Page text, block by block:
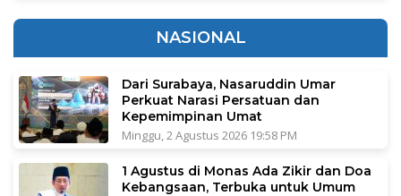
NASIONAL
Dari Surabaya, Nasaruddin Umar
Perkuat Narasi Persatuan dan
Kepemimpinan Umat
Minggu, 2 Agustus 2026 19:58 PM
1 Agustus di Monas Ada Zikir dan Doa
Kebangsaan, Terbuka untuk Umum